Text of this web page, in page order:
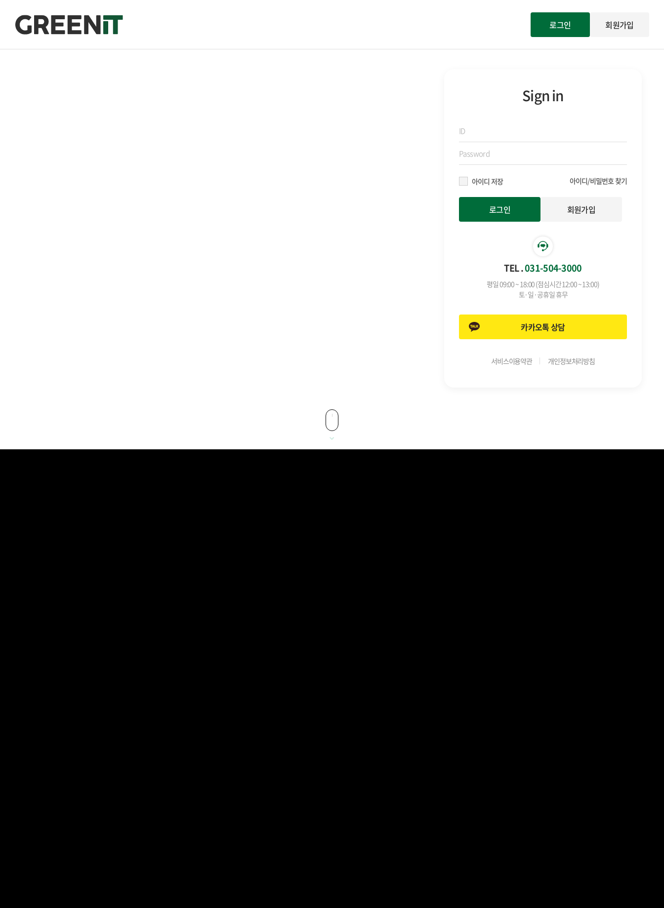
로그인 회원가입
Sign in
아이디 저장 아이디/비밀번호 찾기
회원가입
TEL .031-504-3000
평일 09:00 ~ 18:00 (점심시간 12:00 ~ 13:00)
토·일·공휴일 휴무
카카오톡 상담
서비스이용약관 개인정보처리방침